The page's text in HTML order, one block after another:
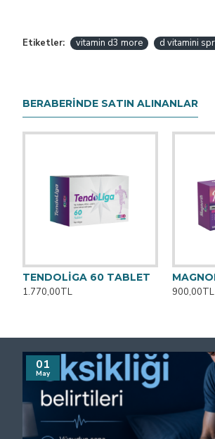
Etiketler: vitamin d3 more d vitamini
BERABERINDE SATIN ALINANLAR
TENDOLİGA 60 TABLET
1.770,00TL
900,00TL
BONEWELL 30 SAŞE
990,00TL
01
May